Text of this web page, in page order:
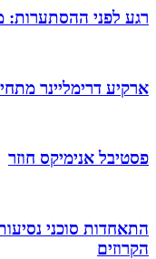
רגע לפני ההסתערות:
ארקיע דרימליינר
פסטיבל אנימיקס חוזר
התאחדות סוכני
הקרוזים